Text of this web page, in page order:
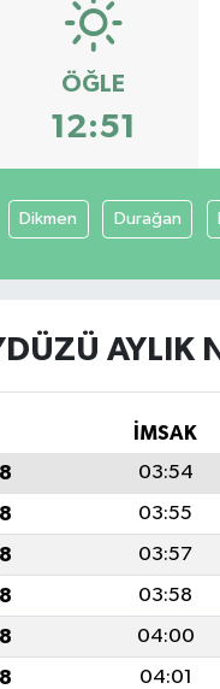
ÖĞLE
12:51
Dikmen Durağan
AYLIK
İMSAK
03:54
03:55
03:57
03:58
04:00
04:01